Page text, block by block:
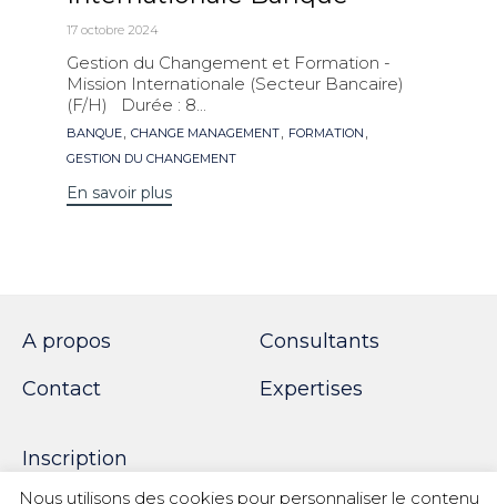
17 octobre 2024
Gestion du Changement et Formation -
Mission Internationale (Secteur Bancaire)
(F/H) Durée : 8...
Mots
clés
BANQUE, CHANGE MANAGEMENT, FORMATION ,
GESTION DU CHANGEMENT
En savoir plus
A propos
Contact
Consultants
Expertises
Inscription
Nous utilisons des cookies pour personnaliser le contenu